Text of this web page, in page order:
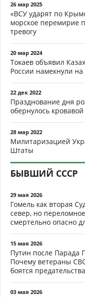
26 мар 2025
«ВСУ ударят по
морское перемирие
тревогу
20 мар 2024
Токаев объявил
России намекнули
22 дек 2022
Празднование дня
обернулось
28 мар 2022
Милитаризацией
Штаты
БЫВШИЙ СССР
29 мая 2026
Гомель как вторая
север, но
смертельно опасно
15 мая 2026
Путин после Парада
Почему ветераны
боятся предательства
03 мая 2026